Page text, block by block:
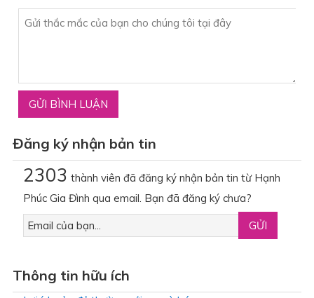
Đăng ký nhận bản tin
2303 thành viên đã đăng ký nhận bản tin từ Hạnh
Phúc Gia Đình qua email. Bạn đã đăng ký chưa?
Thông tin hữu ích